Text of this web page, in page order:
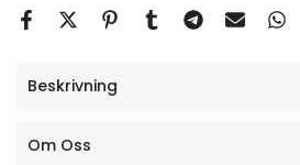
Beskrivning
Om Oss